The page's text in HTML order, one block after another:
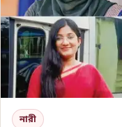
নারী